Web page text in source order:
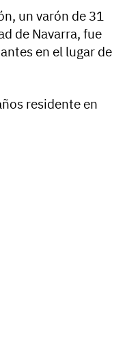
un varón de 31
de Navarra, fue
en el lugar de
residente en